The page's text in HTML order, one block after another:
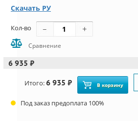
Скачать РУ
Кол-во
Сравнение
6 935 ₽
Итого:6 935 ₽ В корзину
Под заказ предоплата 100%